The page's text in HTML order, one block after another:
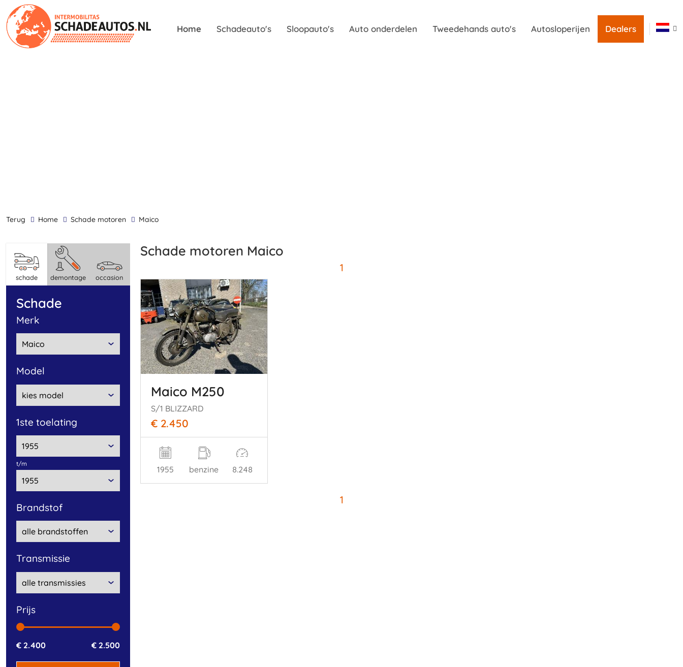
Home Schadeauto's Sloopauto's Auto onderdelen Tweedehands auto's Autosloperijen Dealers
terug Home Schade motoren Maico
schade demontage occasion
schade
merk
model
1ste toelating
t/m
brandstof
transmissie
prijs
€ 2.400 € 2.500
Schade motoren Maico
1
Maico M250
S/1 BLIZZARD
€ 2.450
1955 benzine 8.248
1